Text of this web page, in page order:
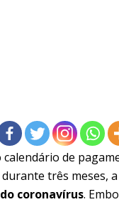
de
três meses,
coronavírus.